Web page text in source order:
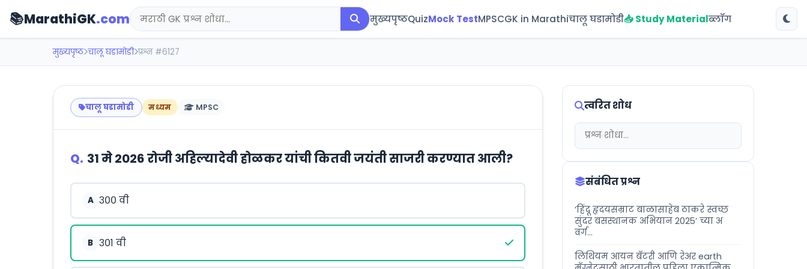
📚MarathiGK.com मुख्यपृष्ठQuizMock TestMPSCGK in Marathiचालू घडामोडी📥 Study Materialब्लॉग
मुख्यपृष्ठ चालू घडामोडी प्रश्न #6127
चालू घडामोडी मध्यम MPSC
Q. 31 मे 2026 रोजी अहिल्यादेवी होळकर यांची कितवी जयंती साजरी करण्यात आली?
A ३०० वी
B ३०१ वी
त्वरित शोध
संबंधित प्रश्न
‘हिंदू हृदयसम्राट बाळासाहेब ठाकरे स्वच्छ
सुंदर बसस्थानक अभियान 2025’ च्या अ
वर्ग...
लिथियम आयन बॅटरी आणि रेअर earth